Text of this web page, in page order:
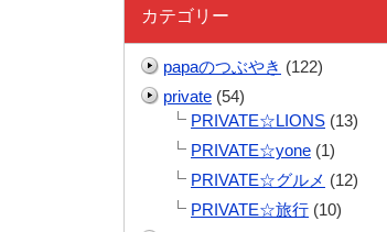
カテゴリー
papaのつぶやき (122)
private (54)
PRIVATE☆LIONS (13)
PRIVATE☆yone (1)
PRIVATE☆グルメ (12)
PRIVATE☆旅行 (10)